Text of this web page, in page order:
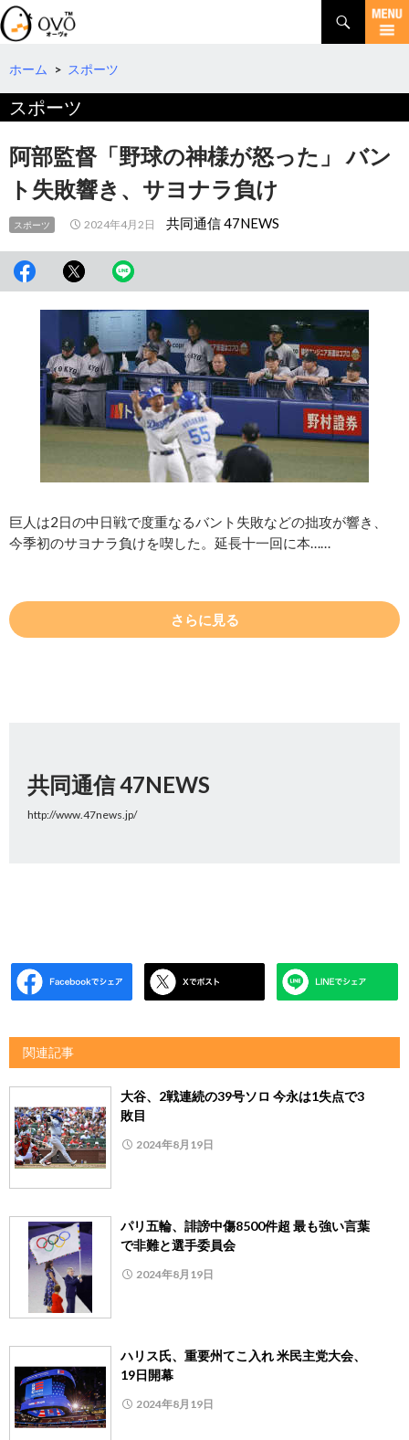
検
索
コ
テ
へ
移
動
ホーム > スポーツ
スポーツ
阿部監督「野球の神様が怒った」 バン
ト失敗響き、サヨナラ負け
スポーツ 2024年4月2日 共同通信 47NEWS
巨人は2日の中日戦で度重なるバント失敗などの拙攻が響き、
今季初のサヨナラ負けを喫した。延長十一回に本……
さらに見る
共同通信 47NEWS
http://www.47news.jp/
関連記事
大谷、2戦連続の39号ソロ 今永は1失点で3
敗目
2024年8月19日
パリ五輪、誹謗中傷8500件超 最も強い言葉
で非難と選手委員会
2024年8月19日
ハリス氏、重要州てこ入れ 米民主党大会、
19日開幕
2024年8月19日